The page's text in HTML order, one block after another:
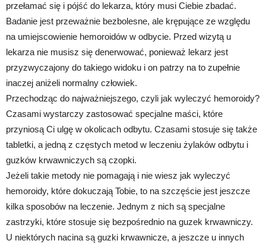
przełamać się i pójść do lekarza, który musi Ciebie zbadać.
Badanie jest przeważnie bezbolesne, ale krępujące ze względu
na umiejscowienie hemoroidów w odbycie. Przed wizytą u
lekarza nie musisz się denerwować, ponieważ lekarz jest
przyzwyczajony do takiego widoku i on patrzy na to zupełnie
inaczej aniżeli normalny człowiek.
Przechodząc do najważniejszego, czyli jak wyleczyć hemoroidy?
Czasami wystarczy zastosować specjalne maści, które
przyniosą Ci ulgę w okolicach odbytu. Czasami stosuje się także
tabletki, a jedną z częstych metod w leczeniu żylaków odbytu i
guzków krwawniczych są czopki.
Jeżeli takie metody nie pomagają i nie wiesz jak wyleczyć
hemoroidy, które dokuczają Tobie, to na szczęście jest jeszcze
kilka sposobów na leczenie. Jednym z nich są specjalne
zastrzyki, które stosuje się bezpośrednio na guzek krwawniczy.
U niektórych nacina są guzki krwawnicze, a jeszcze u innych